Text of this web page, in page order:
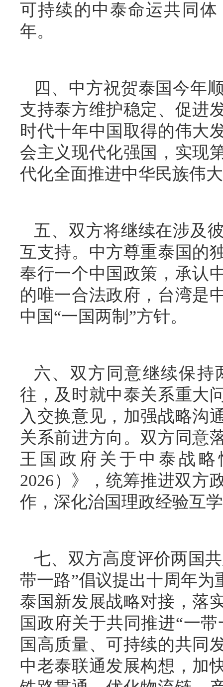
可持续的中泰命运共同体
年。
四、中方祝贺泰国今年
支持泰方维护稳定、促进
时代十年中国取得的伟大
会主义现代化强国，实现
代化全面推进中华民族伟
五、双方将继续在涉及
互支持。中方尊重泰国的
奉行一个中国政策，承认
的唯一合法政府，台湾是
中国“一国两制”方针。
六、双方同意继续保持
往，及时就中泰关系重大
入交换意见，加强战略沟
关系前进方向。双方同意
王国政府关于中泰战略
2026）》，统筹推进双方
作，深化治国理政经验互
七、双方高度评价两国
带一路”倡议提出十周年为
泰国新发展战略对接，落
国政府关于共同推进“一
国高质量、可持续的共同
中老泰联通发展构想，加